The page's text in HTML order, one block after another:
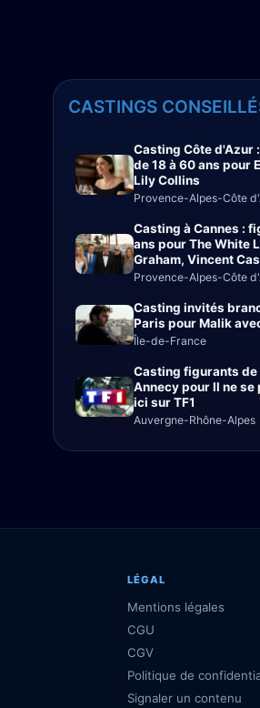
CASTINGS
Casting Côte d'Azur
de 18 à 60 ans pour
Lily Collins
Provence-Alpes-Côte
Casting à Cannes :
ans pour The White
Graham, Vincent
Provence-Alpes-Côte
Casting invités
Paris pour Malik
Île-de-France
Casting figurants de
Annecy pour Il ne
ici sur TF1
Auvergne-Rhône-Alpes
LÉGAL
Mentions légales
CGU
CGV
Politique de
Signaler un contenu